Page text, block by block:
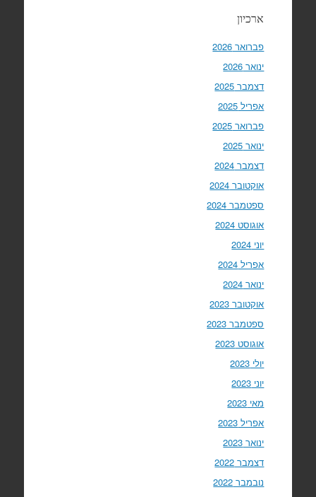
ארכיון
פברואר 2026
ינואר 2026
דצמבר 2025
אפריל 2025
פברואר 2025
ינואר 2025
דצמבר 2024
אוקטובר 2024
ספטמבר 2024
אוגוסט 2024
יוני 2024
אפריל 2024
ינואר 2024
אוקטובר 2023
ספטמבר 2023
אוגוסט 2023
יולי 2023
יוני 2023
מאי 2023
אפריל 2023
ינואר 2023
דצמבר 2022
נובמבר 2022